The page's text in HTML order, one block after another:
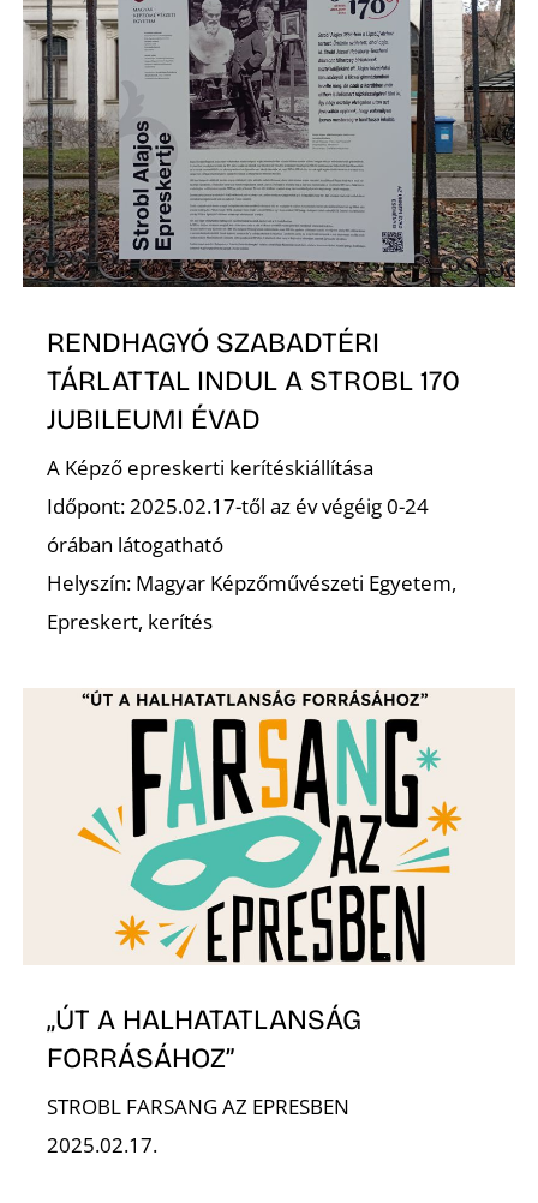
RENDHAGYÓ SZABADTÉRI
TÁRLATTAL INDUL A STROBL 170
JUBILEUMI ÉVAD
A Képző epreskerti kerítéskiállítása
Időpont: 2025.02.17-től az év végéig 0-24
órában látogatható
Helyszín: Magyar Képzőművészeti Egyetem,
Epreskert, kerítés
„ÚT A HALHATATLANSÁG
FORRÁSÁHOZ”
STROBL FARSANG AZ EPRESBEN
2025.02.17.